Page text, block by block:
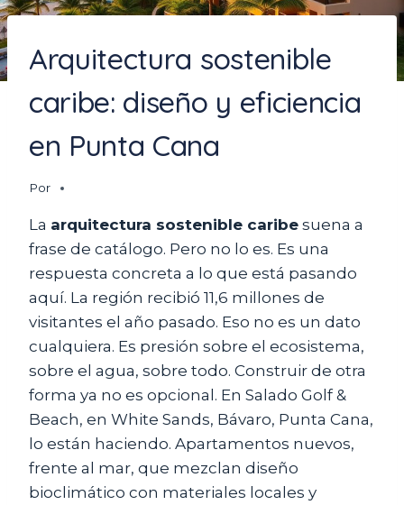
Arquitectura sostenible
caribe: diseño y eficiencia
en Punta Cana
Por
La arquitectura sostenible caribe suena a
frase de catálogo. Pero no lo es. Es una
respuesta concreta a lo que está pasando
aquí. La región recibió 11,6 millones de
visitantes el año pasado. Eso no es un dato
cualquiera. Es presión sobre el ecosistema,
sobre el agua, sobre todo. Construir de otra
forma ya no es opcional. En Salado Golf &
Beach, en White Sands, Bávaro, Punta Cana,
lo están haciendo. Apartamentos nuevos,
frente al mar, que mezclan diseño
bioclimático con materiales locales y